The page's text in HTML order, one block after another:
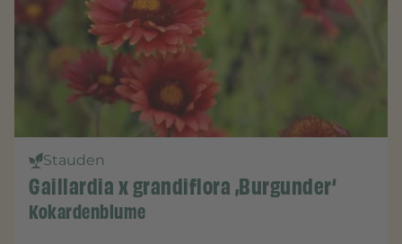
Stauden
Gaillardia x grandiflora ‚Burgunder‘
Kokardenblume